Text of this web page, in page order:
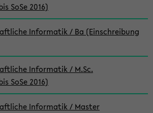
SoSe 2016)
Informatik / Ba (Einschreibung
Informatik / M.Sc.
SoSe 2016)
Informatik / Master